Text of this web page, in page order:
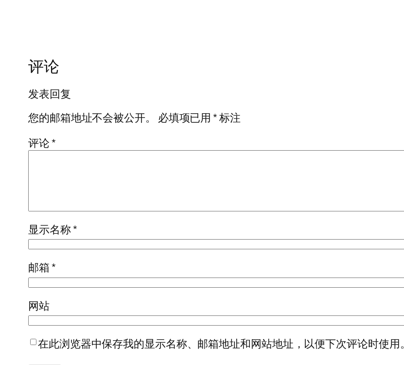
评论
发表回复
您的邮箱地址不会被公开。
必填项已用*标注
评论*
显示名称*
邮箱*
网站
在此浏览器中保存我的显示名称、邮箱地址和网站地址，以便下次评论时使用。